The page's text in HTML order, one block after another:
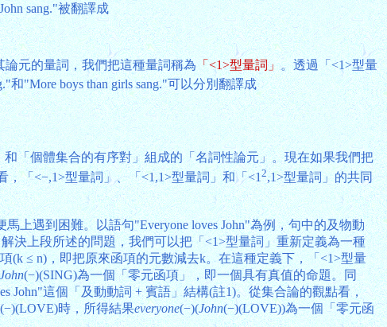
sang."被翻譯成
元的量詞，我們把這種量詞稱為「<1>型量詞」。透過「<1>型量
"More boys than girls sang."可以分別翻譯成
「個體集合的有序對」組成的「名詞性論元」。現在如果我們把
「<−,1>型量詞」、「<1,1>型量詞」和「<12,1>型量詞」的共同
上遇到困難。以語句"Everyone loves John"為例，句中的及物動
決上段所述的問題，我們可以把「<1>型量詞」重新定義為一種
(k ≤ n)，即把原來函項的元數減去k。在這種定義下，「<1>型量
John(−)(SING)為一個「零元函項」，即一個具有真值的命題。同
John"這個「及動動詞 + 賓語」結構(註1)。從集合論的觀點看，
(−)(LOVE)時，所得結果everyone(−)(John(−)(LOVE))為一個「零元函